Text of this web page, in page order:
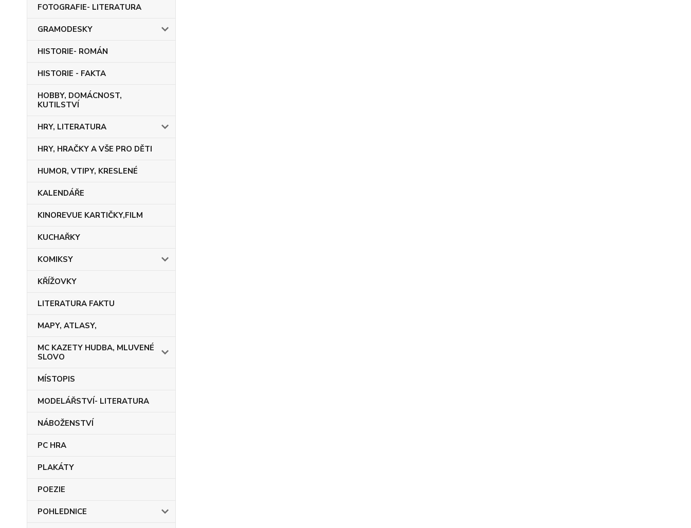
FOTOGRAFIE- LITERATURA
GRAMODESKY
HISTORIE- ROMÁN
HISTORIE - FAKTA
HOBBY, DOMÁCNOST,
KUTILSTVÍ
HRY, LITERATURA
HRY, HRAČKY A VŠE PRO DĚTI
HUMOR, VTIPY, KRESLENÉ
KALENDÁŘE
KINOREVUE KARTIČKY,FILM
KUCHAŘKY
KOMIKSY
KŘÍŽOVKY
LITERATURA FAKTU
MAPY, ATLASY,
MC KAZETY HUDBA, MLUVENÉ
SLOVO
MÍSTOPIS
MODELÁŘSTVÍ- LITERATURA
NÁBOŽENSTVÍ
PC HRA
PLAKÁTY
POEZIE
POHLEDNICE